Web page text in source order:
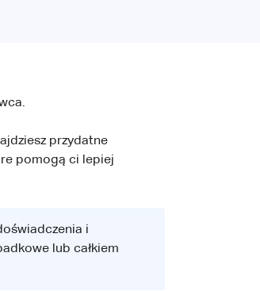
przydatne
pomogą ci lepiej
i
lub całkiem